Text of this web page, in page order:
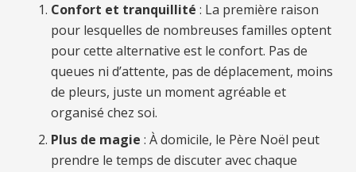
Confort et tranquillité : La première raison
pour lesquelles de nombreuses familles optent
pour cette alternative est le confort. Pas de
queues ni d’attente, pas de déplacement, moins
de pleurs, juste un moment agréable et
organisé chez soi.
Plus de magie : À domicile, le Père Noël peut
prendre le temps de discuter avec chaque